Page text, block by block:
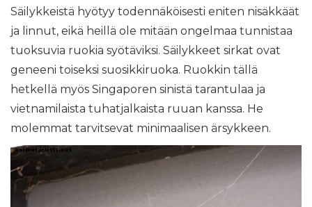
Säilykkeistä hyötyy todennäköisesti eniten nisäkkäät
ja linnut, eikä heillä ole mitään ongelmaa tunnistaa
tuoksuvia ruokia syötäviksi. Säilykkeet sirkat ovat
geneeni toiseksi suosikkiruoka. Ruokkin tällä
hetkellä myös Singaporen sinistä tarantulaa ja
vietnamilaista tuhatjalkaista ruuan kanssa. He
molemmat tarvitsevat minimaalisen ärsykkeen.